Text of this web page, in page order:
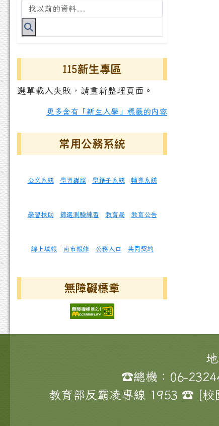
搜尋台南市永康國小全球資訊網關鍵字
115新生專區
選單載入失敗，請重新整理頁面。
更多含有「新生入學」標籤的內容
常用公務系統
公文系統 學習護照 學籍子系統 輔導系統
學習扶助 篩選測驗練習 教育局 教育公告
線上填報 南市報修 公務入口 共同契約
無障礙標章
☎總機：06-
教育部反霸凌專線 1953 ☎ [校